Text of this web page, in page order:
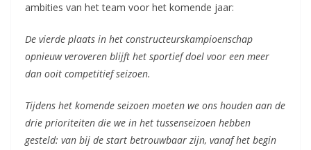
ambities van het team voor het komende jaar:
De vierde plaats in het constructeurskampioenschap
opnieuw veroveren blijft het sportief doel voor een meer
dan ooit competitief seizoen.
Tijdens het komende seizoen moeten we ons houden aan de
drie prioriteiten die we in het tussenseizoen hebben
gesteld: van bij de start betrouwbaar zijn, vanaf het begin